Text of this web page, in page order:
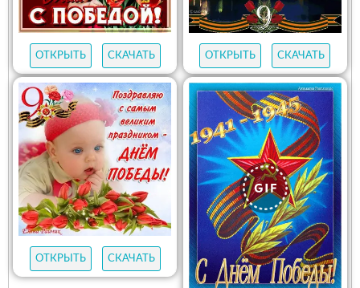
ОТКРЫТЬ СКАЧАТЬ ОТКРЫТЬ СКАЧАТЬ
ОТКРЫТЬ СКАЧАТЬ